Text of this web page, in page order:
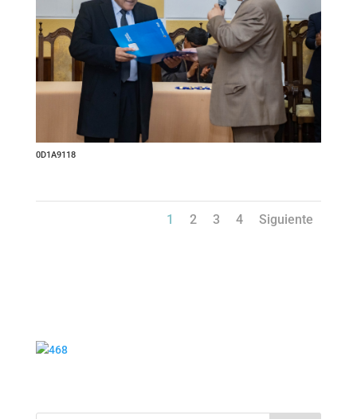
0D1A9118
1 2 3 4 Siguiente